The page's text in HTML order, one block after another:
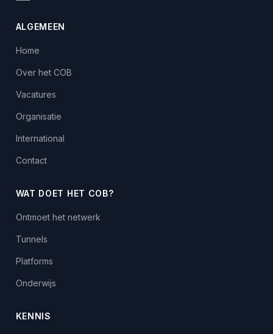
ALGEMEEN
Home
Over het COB
Vacatures
Organisatie
International
Contact
WAT DOET HET COB?
Ontmoet het netwerk
Tunnels
Platforms
Onderwijs
KENNIS